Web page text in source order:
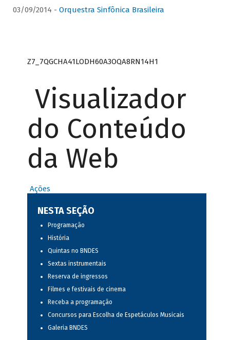
03/09/2014 - Orquestra Sinfônica Brasileira
Z7_7QGCHA41LODH60A3OQA8RN14H1
Visualizador
do Conteúdo
da Web
Ações
NESTA SEÇÃO
Programação
História
Quintas no BNDES
Sextas instrumentais
Reserva de ingressos
Filmes e festivais de cinema
Receba a programação
Concursos para Escolha de Espetáculos Musicais
Galeria BNDES